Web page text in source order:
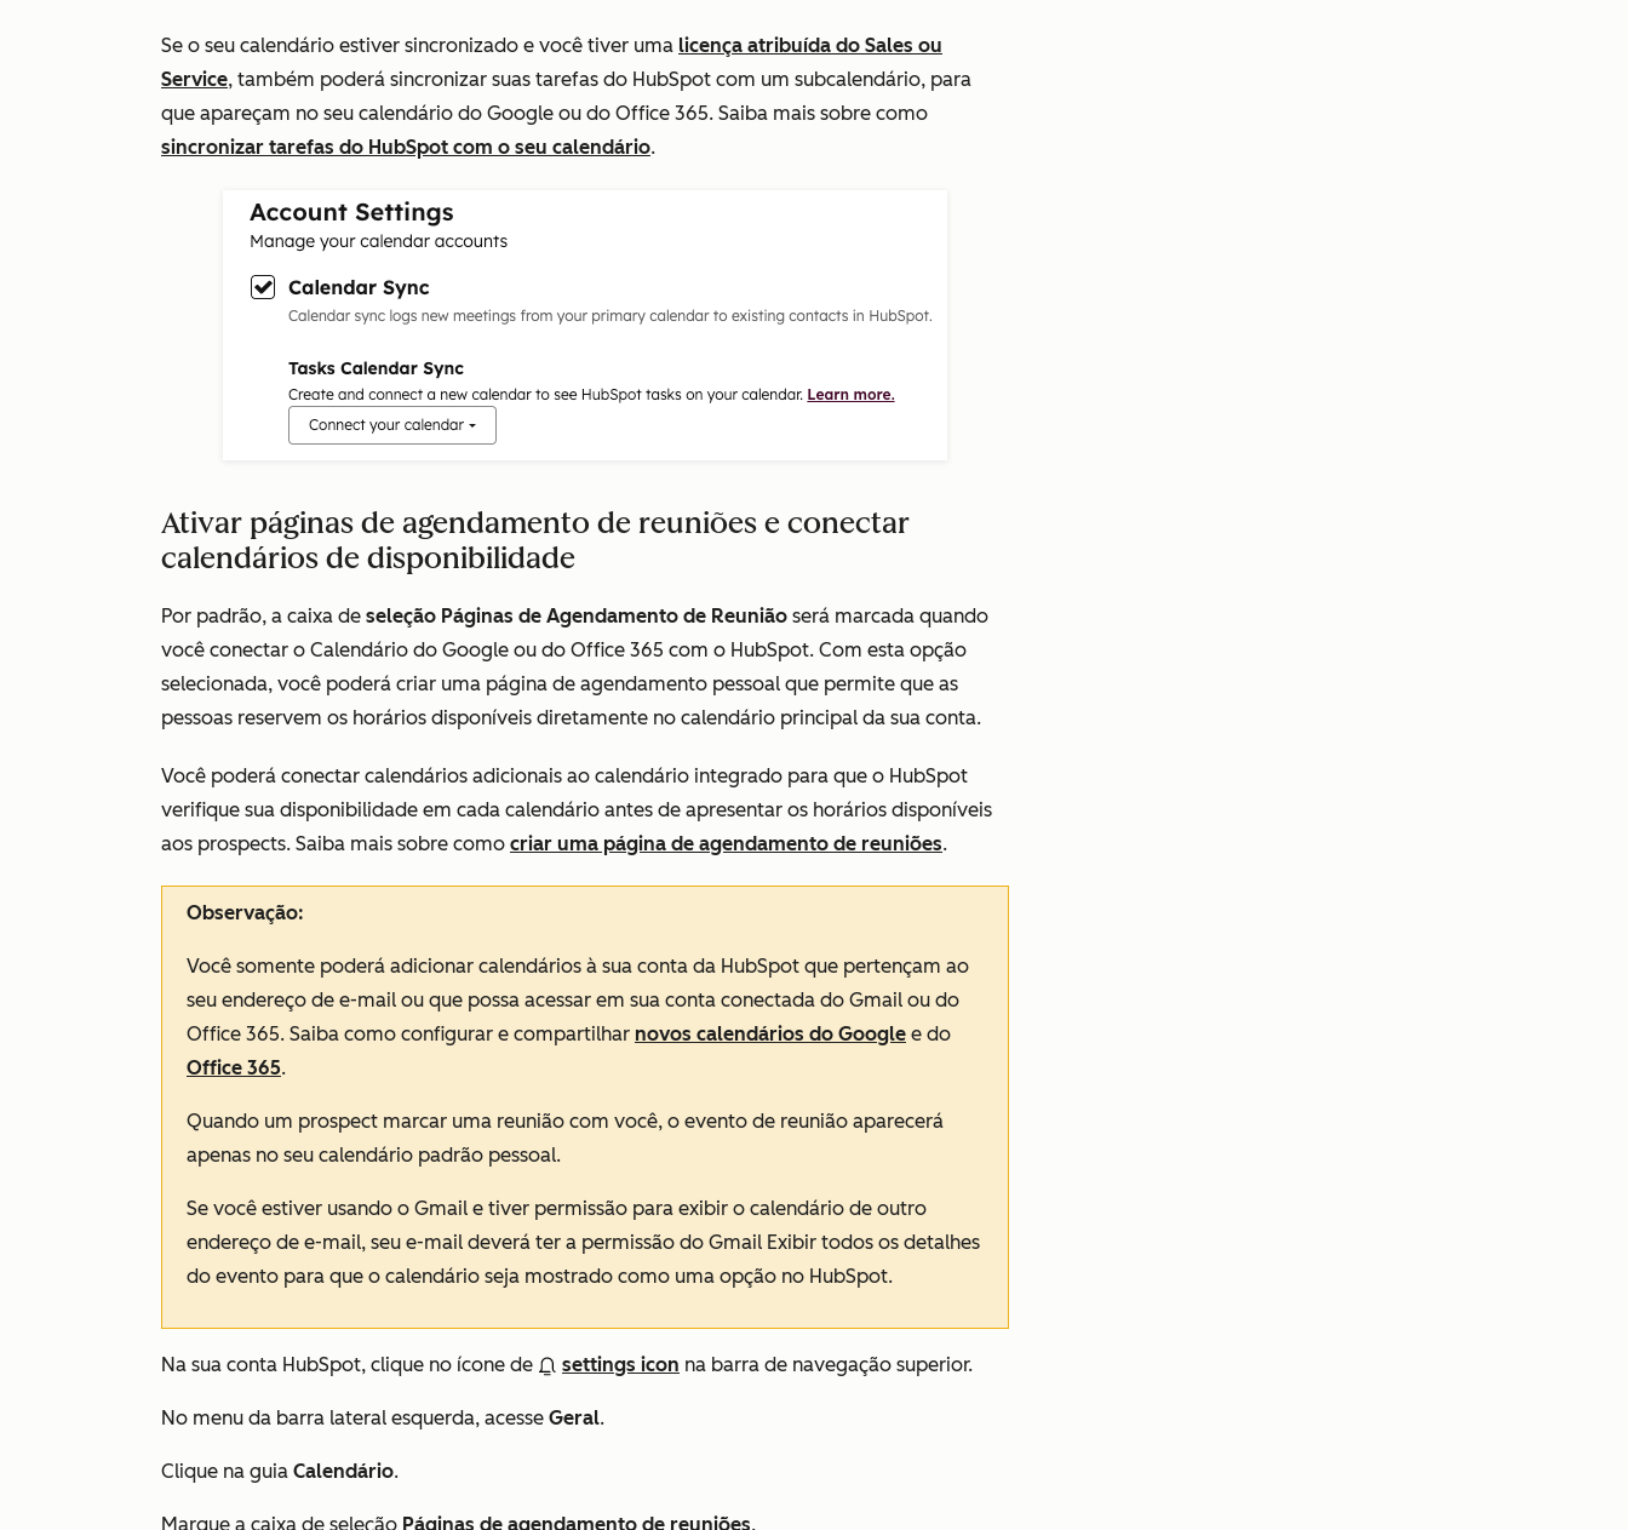
Se o seu calendário estiver sincronizado e você tiver uma licença atribuída do Sales ou
Service, também poderá sincronizar suas tarefas do HubSpot com um subcalendário, para
que apareçam no seu calendário do Google ou do Office 365. Saiba mais sobre como
sincronizar tarefas do HubSpot com o seu calendário.
Ativar páginas de agendamento de reuniões e conectar
calendários de disponibilidade
Por padrão, a caixa de seleção Páginas de Agendamento de Reunião será marcada quando
você conectar o Calendário do Google ou do Office 365 com o HubSpot. Com esta opção
selecionada, você poderá criar uma página de agendamento pessoal que permite que as
pessoas reservem os horários disponíveis diretamente no calendário principal da sua conta.
Você poderá conectar calendários adicionais ao calendário integrado para que o HubSpot
verifique sua disponibilidade em cada calendário antes de apresentar os horários disponíveis
aos prospects. Saiba mais sobre como criar uma página de agendamento de reuniões.
Observação:
Você somente poderá adicionar calendários à sua conta da HubSpot que pertençam ao
seu endereço de e-mail ou que possa acessar em sua conta conectada do Gmail ou do
Office 365. Saiba como configurar e compartilhar novos calendários do Google e do
Office 365.
Quando um prospect marcar uma reunião com você, o evento de reunião aparecerá
apenas no seu calendário padrão pessoal.
Se você estiver usando o Gmail e tiver permissão para exibir o calendário de outro
endereço de e-mail, seu e-mail deverá ter a permissão do Gmail Exibir todos os detalhes
do evento para que o calendário seja mostrado como uma opção no HubSpot.
Na sua conta HubSpot, clique no ícone de settings icon na barra de navegação superior.
No menu da barra lateral esquerda, acesse Geral.
Clique na guia Calendário.
Marque a caixa de seleção Páginas de agendamento de reuniões.